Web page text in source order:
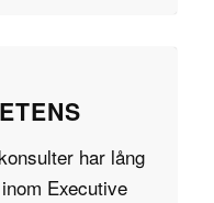
har lång
Executive